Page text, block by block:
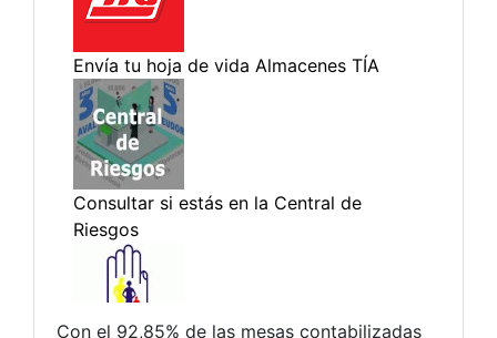
Con el 92,85% de las mesas contabilizadas